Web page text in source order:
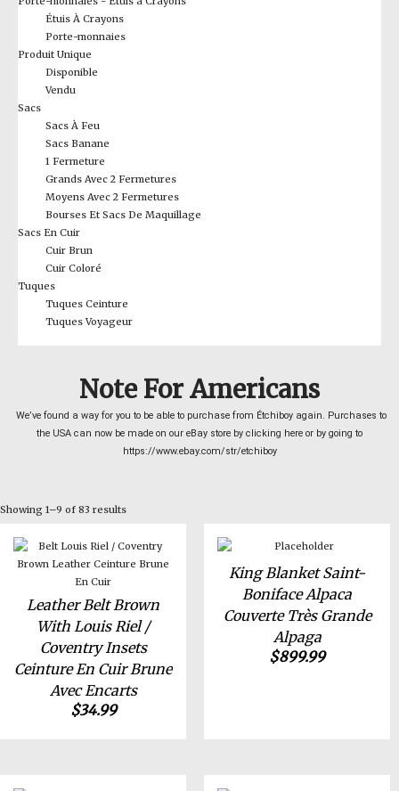
Note For Americans
We’ve found a way for you to be able to purchase from Étchiboy again. Purchases to
the USA can now be made on our eBay store by clicking here or by going to
https://www.ebay.com/str/etchiboy
Showing 1–9 of 83 results
Leather Belt Brown
With Louis Riel /
Coventry Insets
Ceinture En Cuir Brune
Avec Encarts
$34.99
King Blanket Saint-
Boniface Alpaca
Couverte Très Grande
Alpaga
$899.99
Étuis À Crayons
Porte-monnaies
Produit Unique
Disponible
Vendu
Sacs
Sacs À Feu
Sacs Banane
1 Fermeture
Grands Avec 2 Fermetures
Moyens Avec 2 Fermetures
Bourses Et Sacs De Maquillage
Sacs En Cuir
Cuir Brun
Cuir Coloré
Tuques
Tuques Ceinture
Tuques Voyageur